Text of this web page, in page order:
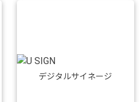
デジタルサイネージ